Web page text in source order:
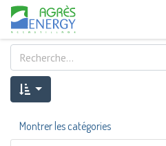
Montrer les catégories